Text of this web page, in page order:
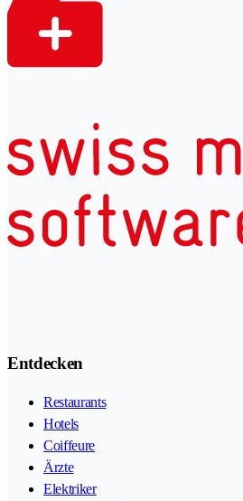
Entdecken
Restaurants
Hotels
Coiffeure
Ärzte
Elektriker